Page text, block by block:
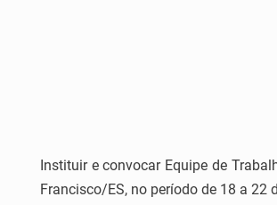
Instituir e convocar Equipe de
Francisco/ES, no período de 18 a 22